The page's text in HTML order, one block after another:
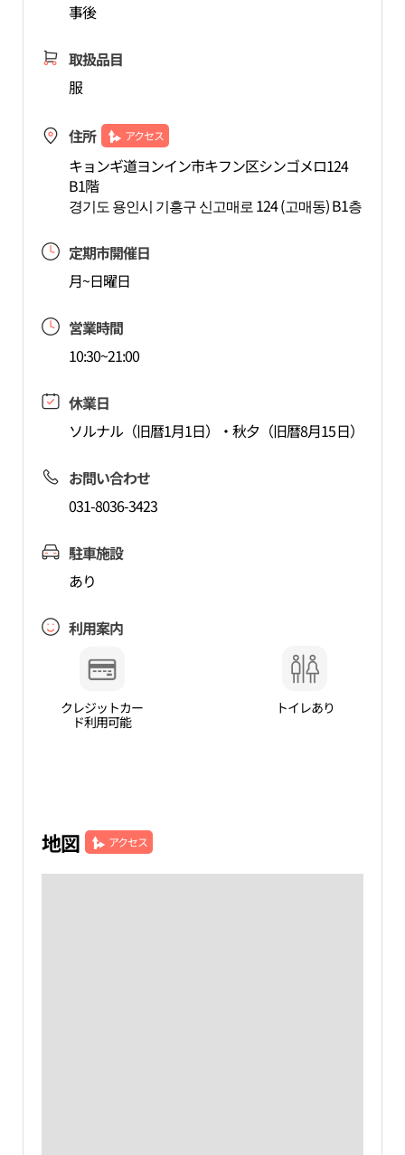
事後
取扱品目
服
住所 アクセス
キョンギ道ヨンイン市キフン区シンゴメロ124
B1階
경기도 용인시 기흥구 신고매로 124 (고매동) B1층
定期市開催日
月~日曜日
営業時間
10:30~21:00
休業日
ソルナル（旧暦1月1日）・秋夕（旧暦8月15日）
お問い合わせ
031-8036-3423
駐車施設
あり
利用案内
クレジットカー
ド利用可能
トイレあり
地図 アクセス